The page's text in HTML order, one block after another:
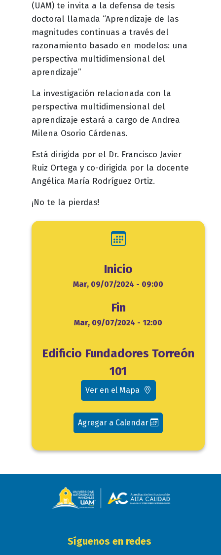
(UAM) te invita a la defensa de tesis
doctoral llamada “Aprendizaje de las
magnitudes continuas a través del
razonamiento basado en modelos: una
perspectiva multidimensional del
aprendizaje”
La investigación relacionada con la
perspectiva multidimensional del
aprendizaje estará a cargo de Andrea
Milena Osorio Cárdenas.
Está dirigida por el Dr. Francisco Javier
Ruiz Ortega y co-dirigida por la docente
Angélica María Rodríguez Ortiz.
¡No te la pierdas!
Inicio
Mar, 09/07/2024 - 09:00
Fin
Mar, 09/07/2024 - 12:00
Ubicación
Edificio Fundadores Torreón
101
Ver en el Mapa
Agregar a Calendar
Síguenos en redes